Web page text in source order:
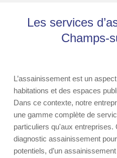
Les services
Champs-
L’assainissement est un
habitations et des espaces
Dans ce contexte, notre
une gamme complète de
particuliers qu'aux entreprises.
diagnostic assainissement
potentiels, d’un